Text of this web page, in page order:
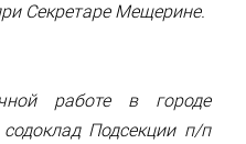
Секретаре Мещерине.
работе в городе
Подсекции п/п